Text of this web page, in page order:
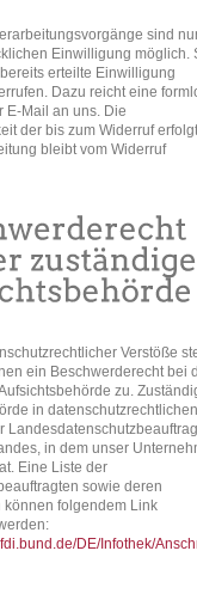
sind
Einwilligung möglich.
erteilte Einwilligung
Dazu reicht eine
E-Mail an uns. Die
der bis zum Widerruf
bleibt vom Widerruf
Verstöße
ein Beschwerderecht bei
zu.
in datenschutzrechtlichen
in dem unser
Eine Liste der
sowie deren
können folgendem Link
DE/Infothek/